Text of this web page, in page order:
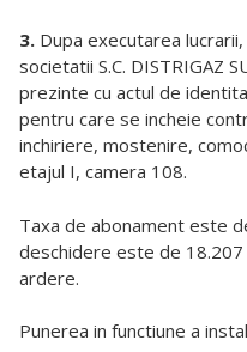
3. Dupa executarea
societatii S.C. DISTRIGAZ
prezinte cu actul de
pentru care se incheie
inchiriere, mostenire,
etajul I, camera 108.
Taxa de abonament este
deschidere este de
ardere.
Punerea in functiune a